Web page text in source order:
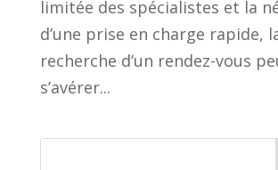
limitée des spécialistes et la
d’une prise en charge rapide,
recherche d’un rendez-vous
s’avérer...